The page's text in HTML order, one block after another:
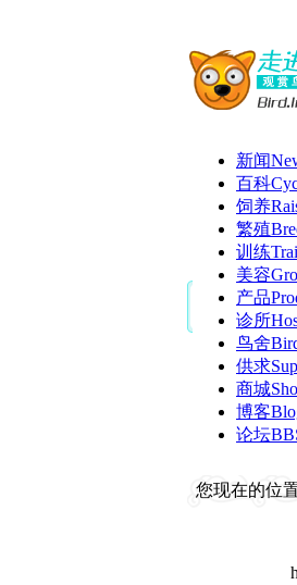
新闻
百科
饲养
繁殖
训练
美容
产品
诊所
鸟舍
供求
商城
博客
论坛
您现在的位